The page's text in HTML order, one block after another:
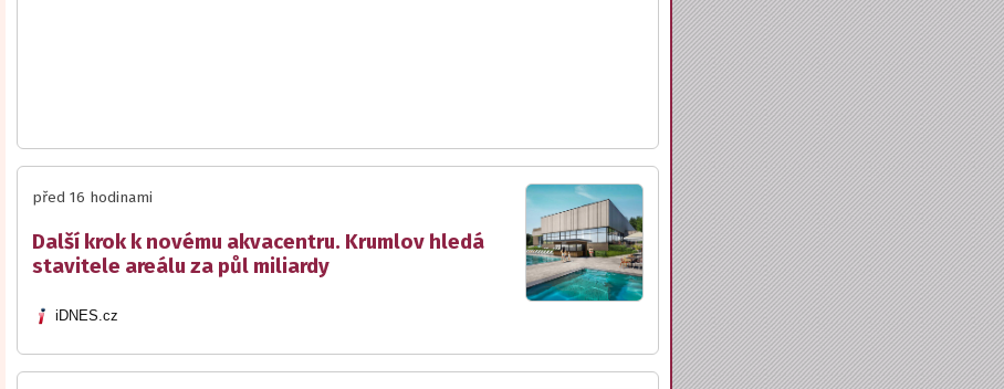
před 16 hodinami
Další krok k novému akvacentru. Krumlov hledá
stavitele areálu za půl miliardy
iDNES.cz